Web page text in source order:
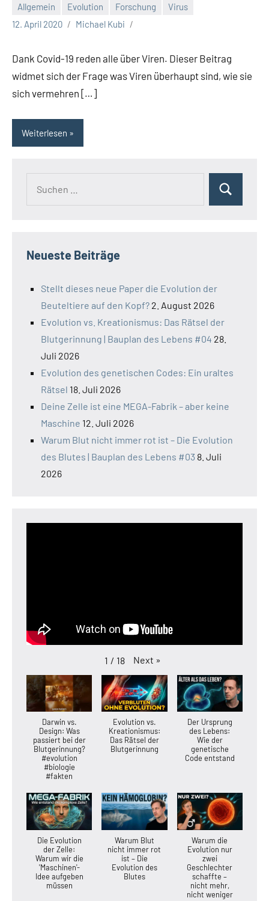
Allgemein Evolution Forschung
Virus
12. April 2020
Michael Kubi
Dank Covid-19 reden alle über Viren. Dieser Beitrag
widmet sich der Frage was Viren überhaupt sind, wie sie
sich vermehren […]
Weiterlesen
Suchen
Neueste Beiträge
Stellt dieses neue Paper die Evolution der
Beuteltiere auf den Kopf? 2. August 2026
Evolution vs. Kreationismus: Das Rätsel der
Blutgerinnung | Bauplan des Lebens #04 28.
Juli 2026
Evolution des genetischen Codes: Ein uraltes
Rätsel 18. Juli 2026
Deine Zelle ist eine MEGA-Fabrik – aber keine
Maschine 12. Juli 2026
Warum Blut nicht immer rot ist – Die Evolution
des Blutes | Bauplan des Lebens #03 8. Juli
2026
1 / 18 Next »
Darwin vs.
Design: Was
passiert bei der
Blutgerinnung?
#evolution
#biologie
#fakten
Evolution vs.
Kreationismus:
Das Rätsel der
Blutgerinnung
Der Ursprung
des Lebens:
Wie der
genetische
Code entstand
Die Evolution
der Zelle:
Warum wir die
'Maschinen'-
Idee aufgeben
müssen
Warum Blut
nicht immer rot
ist – Die
Evolution des
Blutes
Warum die
Evolution nur
zwei
Geschlechter
schaffte –
nicht mehr,
nicht weniger